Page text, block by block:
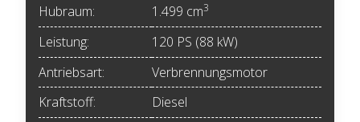
Hubraum:
1.499 cm3
Leistung:
120 PS (88 kW)
Antriebsart:
Verbrennungsmotor
Kraftstoff:
Diesel